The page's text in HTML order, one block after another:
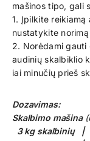
mašinos tipo, gali
1. Įpilkite
nustatykite
2. Norėdami
audinių skalbiklio
iai minučių prieš
Dozavimas:
Skalbimo mašina
3 kg skalbinių |